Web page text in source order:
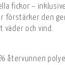
fickor –
den
väder och vind.
återvunnen